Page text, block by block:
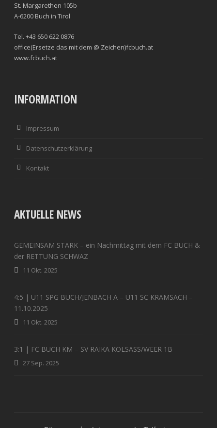
St. Margarethen 105b
A-6200 Buch in Tirol
Tel. +43 650 622 0876
office(Ersetze das mit dem @ Zeichen)fcbuch.at
www.fcbuch.at
INFORMATION
Impressum
Datenschutzerklärung
Kontakt
AKTUELLE NEWS
GEMEINSAM STARK – ein Nachmittag mit dem FC BUCH &
der RETTUNG SCHWAZ
11 Okt. 2025
4:5 | U11 SPG BUCH/JENBACH A – U11 SC KRAMSACH –
11.10.2025
11 Okt. 2025
3:1 | FC BUCH KM – SV RAIKA KOLSASS/WEER 1B
27 Sep. 2025